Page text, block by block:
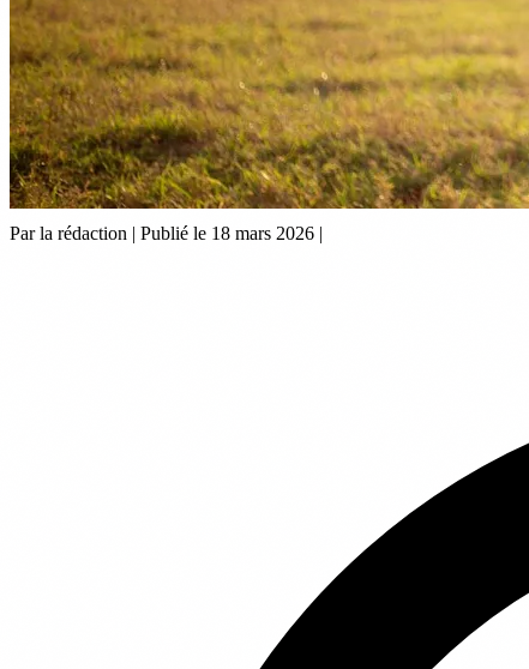
Par la rédaction | Publié le 18 mars 2026 |